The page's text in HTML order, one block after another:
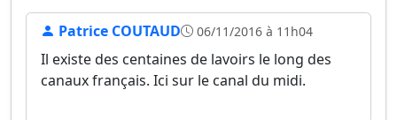
Patrice COUTAUD 06/11/2016 à 11h04
Il existe des centaines de lavoirs le long des
canaux français. Ici sur le canal du midi.